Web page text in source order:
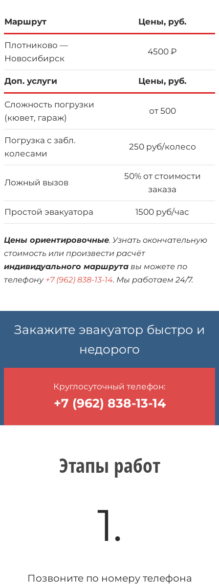
Маршрут Цены, руб.
Плотниково —
Новосибирск
4500 ₽
Доп. услуги Цены, руб.
Сложность погрузки
(кювет, гараж)
от 500
Погрузка с забл.
колесами
250 руб/колесо
Ложный вызов
50% от стоимости
заказа
Простой эвакуатора 1500 руб/час
Цены ориентировочные. Узнать окончательную
стоимость или произвести расчёт
индивидуального маршрута вы можете по
телефону +7 (962) 838-13-14. Мы работаем 24/7.
Закажите эвакуатор быстро и
недорого
Круглосуточный телефон:
+7 (962) 838-13-14
Этапы работ
1.
Позвоните по номеру телефона